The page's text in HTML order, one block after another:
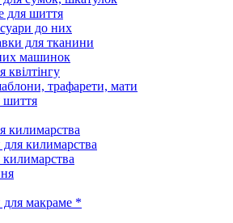
для шиття
до них
для тканини
машинок
квілтінгу
трафарети, мати
шиття
килимарства
килимарства
для макраме *